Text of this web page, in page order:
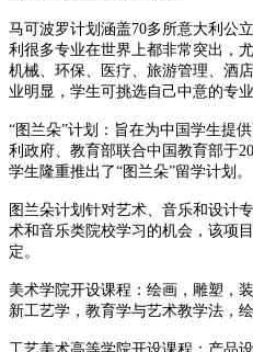
马可波罗计划涵盖70多所意大利公
利很多专业在世界上都非常突出，
机械、环保、医疗、旅游管理、酒
业明显，学生可挑选自己中意的专业
“图兰朵”计划：旨在为中国学生提
利政府、教育部联合中国教育部于
学生隆重推出了“图兰朵”留学计划。
图兰朵计划针对艺术、音乐和设计
术和音乐类院校学习的机会，该项
定。
美术学院开设课程：绘画，雕塑，
新工艺学，教育学与艺术教学法，